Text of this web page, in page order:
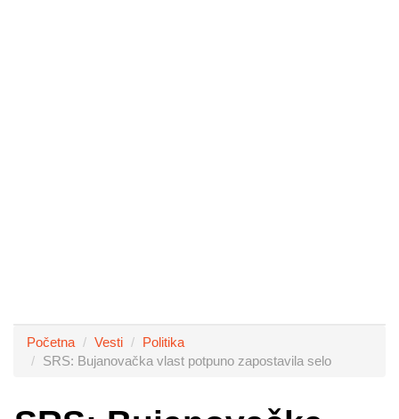
Početna Vesti
Politika
SRS: Bujanovačka vlast potpuno zapostavila selo